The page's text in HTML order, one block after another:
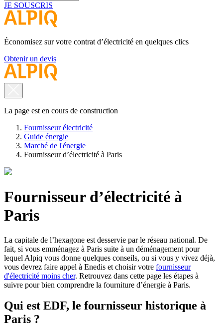
JE SOUSCRIS
Économisez sur votre contrat d’électricité en quelques clics
Obtenir un devis
La page est en cours de construction
Fournisseur électricité
Guide énergie
Marché de l'énergie
Fournisseur d’électricité à Paris
Fournisseur d’électricité à
Paris
La capitale de l’hexagone est desservie par le réseau national. De
fait, si vous emménagez à Paris suite à un déménagement pour
lequel Alpiq vous donne quelques conseils, ou si vous y vivez déjà,
vous devrez faire appel à Enedis et choisir votre fournisseur
d'électricité moins cher. Retrouvez dans cette page les étapes à
suivre pour bien comprendre la fourniture d’énergie à Paris.
Qui est EDF, le fournisseur historique à
Paris ?